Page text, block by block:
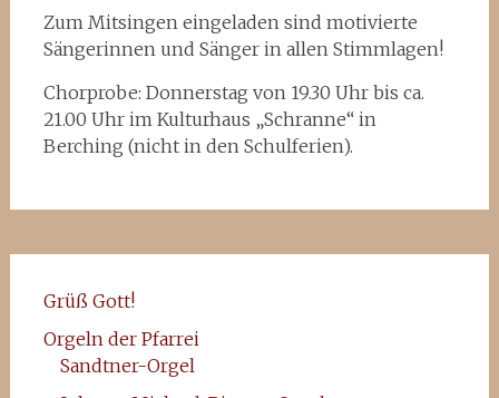
Zum Mitsingen eingeladen sind motivierte
Sängerinnen und Sänger in allen Stimmlagen!
Chorprobe: Donnerstag von 19.30 Uhr bis ca.
21.00 Uhr im Kulturhaus „Schranne“ in
Berching (nicht in den Schulferien).
Grüß Gott!
Orgeln der Pfarrei
Sandtner-Orgel